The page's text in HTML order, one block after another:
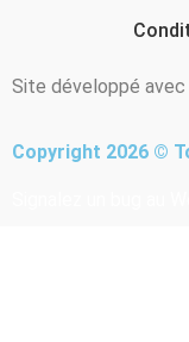
Site développé avec
Copyright 2026 ©